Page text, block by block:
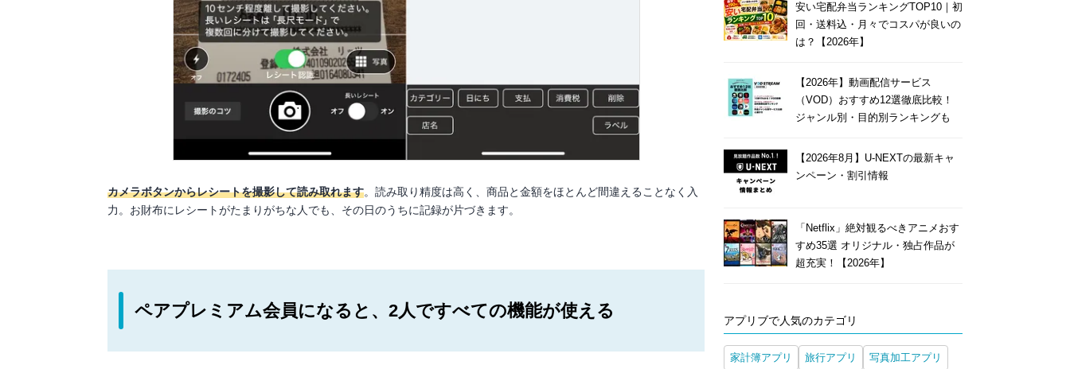
カメラボタンからレシートを撮影して読み取れます。読み取り精度は高く、商品と金額をほとんど間違えることなく入
力。お財布にレシートがたまりがちな人でも、その日のうちに記録が片づきます。
ペアプレミアム会員になると、2人ですべての機能が使える
安い宅配弁当ランキングTOP10｜初
回・送料込・月々でコスパが良いの
は？【2026年】
【2026年】動画配信サービス
（VOD）おすすめ12選徹底比較！
ジャンル別・目的別ランキングも
【2026年8月】U-NEXTの最新キャ
ンペーン・割引情報
「Netflix」絶対観るべきアニメおす
すめ35選 オリジナル・独占作品が
超充実！【2026年】
アプリブで人気のカテゴリ
家計簿アプリ 旅行アプリ 写真加工アプリ